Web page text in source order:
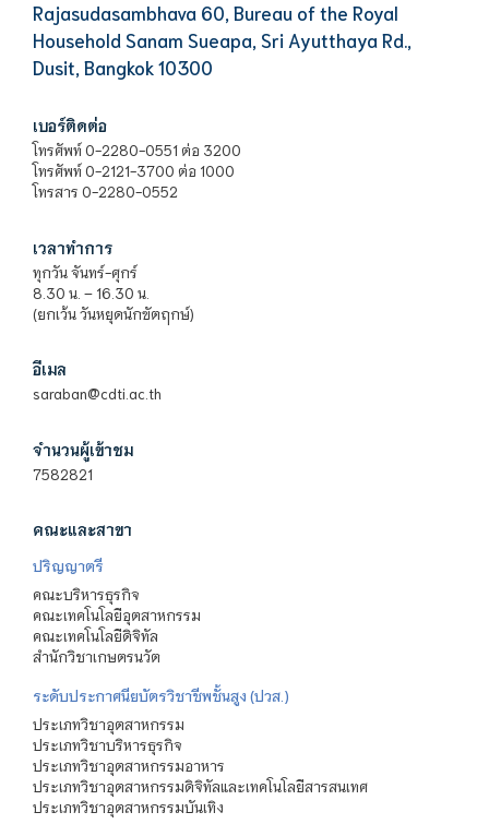
Rajasudasambhava 60, Bureau of the Royal
Household Sanam Sueapa, Sri Ayutthaya Rd.,
Dusit, Bangkok 10300
เบอร์ติดต่อ
โทรศัพท์ 0-2280-0551 ต่อ 3200
โทรศัพท์ 0-2121-3700 ต่อ 1000
โทรสาร 0-2280-0552
เวลาทำการ
ทุกวัน จันทร์-ศุกร์
8.30 น. – 16.30 น.
(ยกเว้น วันหยุดนักขัตฤกษ์)
อีเมล
saraban@cdti.ac.th
จำนวนผู้เข้าชม
7582821
คณะและสาขา
ปริญญาตรี
คณะบริหารธุรกิจ
คณะเทคโนโลยีอุตสาหกรรม
คณะเทคโนโลยีดิจิทัล
สำนักวิชาเกษตรนวัต
ระดับประกาศนียบัตรวิชาชีพชั้นสูง (ปวส.)
ประเภทวิชาอุตสาหกรรม
ประเภทวิชาบริหารธุรกิจ
ประเภทวิชาอุตสาหกรรมอาหาร
ประเภทวิชาอุตสาหกรรมดิจิทัลและเทคโนโลยีสารสนเทศ
ประเภทวิชาอุตสาหกรรมบันเทิง